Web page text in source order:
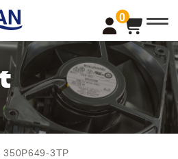
0
t
o
g
l
e
a
v
i
g
a
350P649-3TP